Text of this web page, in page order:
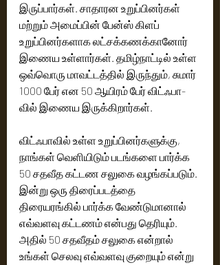
இருப்பார்கள். சாதாரன உறுப்பினர்கள்
மற்றும் அமைப்பின் பேன்ஸ் கிளப்
உறுப்பினர்களாக லட்சக்கணக்கானோர்
இணைய உள்ளார்கள். தமிழ்நாட்டில் உள்ள
ஒவ்வொரு மாவட்டத்தில் இருந்தும், சுமார்
1000 பேர் என 50 ஆயிரம் பேர் விட்ஃபா-
வில் இணைய இருக்கிறார்கள்.
விட்ஃபாவில் உள்ள உறுப்பினர்களுக்கு,
நாங்கள் வெளியிடும் படங்களை பார்க்க
50 சதவீத கட்டண சலுகை வழங்கப்படும்.
இன்று ஒரு திரைப்படத்தை
திரையரங்கில் பார்க்க வேண்டுமானால்
எவ்வளவு கட்டணம் என்பது தெரியும்.
அதில் 50 சதவீதம் சலுகை என்றால்
உங்கள் செலவு எவ்வளவு குறையும் என்று